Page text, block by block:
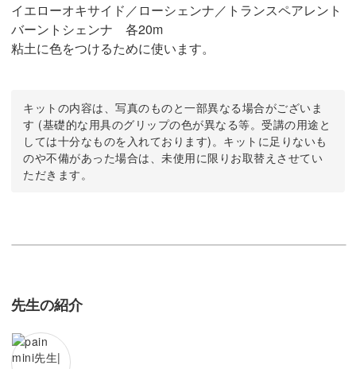
イエローオキサイド／ローシェンナ／トランスペアレント
バーントシェンナ 各20m
粘土に色をつけるために使います。
キットの内容は、写真のものと一部異なる場合がございま
す (基礎的な用具のグリップの色が異なる等。受講の用途と
しては十分なものを入れております)。キットに足りないも
のや不備があった場合は、未使用に限りお取替えさせてい
ただきます。
先生の紹介